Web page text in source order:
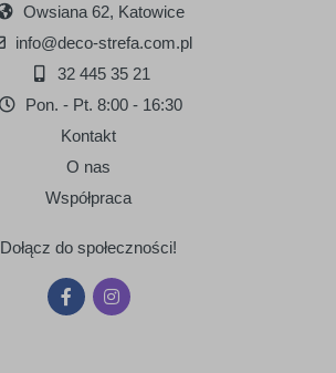
Owsiana 62, Katowice
info@deco-strefa.com.pl
32 445 35 21
Pon. - Pt. 8:00 - 16:30
Kontakt
O nas
Współpraca
Dołącz do społeczności!